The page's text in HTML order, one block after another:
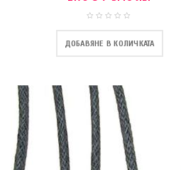
ДОБАВЯНЕ В КОЛИЧКАТА